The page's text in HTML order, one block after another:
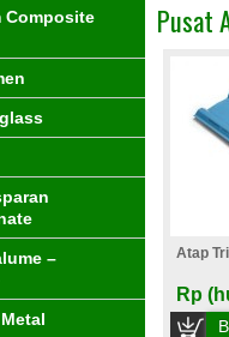
Pusat
Atap
Rp
Composite
–